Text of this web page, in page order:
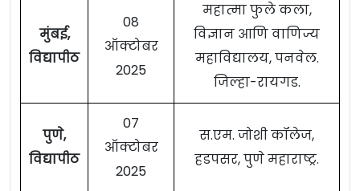
मुंबई,
विद्यापीठ
08
ऑक्टोबर
2025
महात्मा फुले कला,
विज्ञान आणि वाणिज्य
महाविद्यालय, पनवेल.
जिल्हा-रायगड.
पुणे,
विद्यापीठ
07
ऑक्टोबर
2025
स.एम. जोशी कॉलेज,
हडपसर, पुणे महाराष्ट्र.